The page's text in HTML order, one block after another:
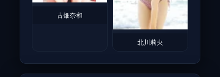
古畑奈和
北川莉央